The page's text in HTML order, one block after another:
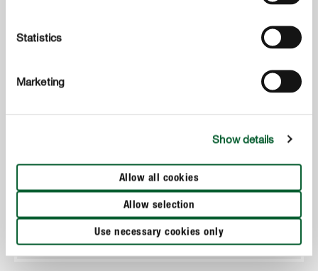
Statistics
Marketing
Show details
Allow all cookies
Allow selection
Use necessary cookies only
COMPO Rinverdente